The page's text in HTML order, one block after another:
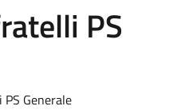
PS
Generale